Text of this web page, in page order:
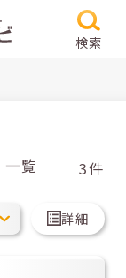
検索
一覧 3件
詳細